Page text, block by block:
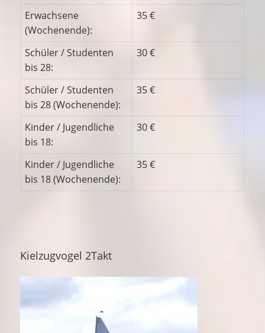
Erwachsene
(Wochenende):
35 €
Schüler / Studenten
bis 28:
30 €
Schüler / Studenten
bis 28 (Wochenende):
35 €
Kinder / Jugendliche
bis 18:
30 €
Kinder / Jugendliche
bis 18 (Wochenende):
35 €
Kielzugvogel 2Takt